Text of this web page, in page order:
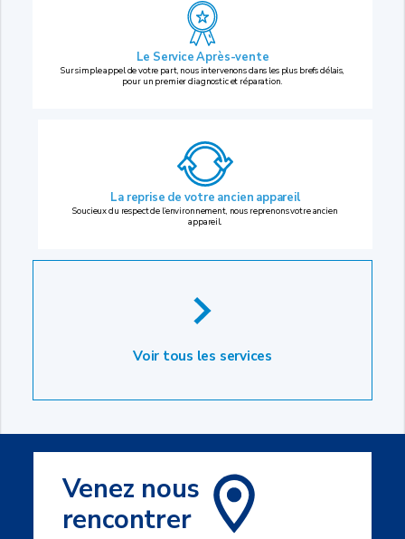
Le Service Après-vente
Sur simple appel de votre part, nous intervenons dans les plus brefs délais,
pour un premier diagnostic et réparation.
La reprise de votre ancien appareil
Soucieux du respect de l’environnement, nous reprenons votre ancien
appareil.
Voir tous les services
Venez nous
rencontrer